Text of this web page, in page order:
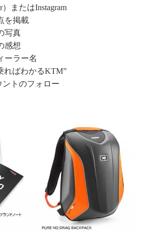
またはInstagram
を掲載
写真
感想
ーラー名
ればわかるKTM”
ントのフォロー